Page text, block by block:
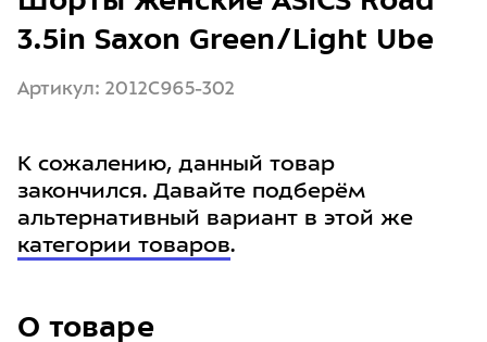
О товаре
3.5in Saxon Green/Light Ube
Артикул: 2012C965-302
К сожалению, данный товар
закончился. Давайте подберём
альтернативный вариант в этой же
категории товаров.